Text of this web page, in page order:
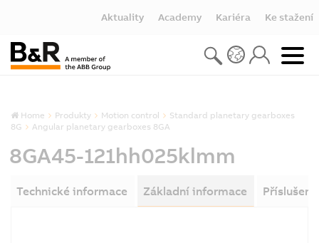
Aktuality Academy Kariéra Ke stažení
Home Produkty Motion control
Standard planetary gearboxes
8G
Angular planetary gearboxes 8GA
8GA45-121hh025klmm
Technické informace Základní informace